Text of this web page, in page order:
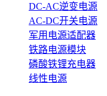
DC-AC逆变电源
AC-DC开关电源
军用电源适配器
铁路电源模块
磷酸铁锂充电器
线性电源